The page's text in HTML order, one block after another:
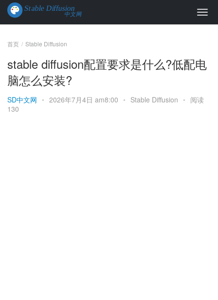
首页 Stable Diffusion
stable diffusion配置要求是什么?低配电
脑怎么安装?
SD中文网 • 2026年7月4日 am8:00 • Stable Diffusion • 阅读
130